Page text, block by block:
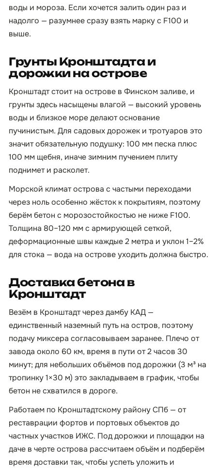
воды и мороза. Если хочется залить один раз и
надолго — разумнее сразу взять марку с F100 и
выше.
Грунты Кронштадта и
дорожки на острове
Кронштадт стоит на острове в Финском заливе, и
грунты здесь насыщены влагой — высокий уровень
воды и близкое море делают основание
пучинистым. Для садовых дорожек и тротуаров это
значит обязательную подушку: 100 мм песка плюс
100 мм щебня, иначе зимним пучением плиту
поднимет и расколет.
Морской климат острова с частыми переходами
через ноль особенно жёсток к покрытиям, поэтому
берём бетон с морозостойкостью не ниже F100.
Толщина 80–120 мм с армирующей сеткой,
деформационные швы каждые 2 метра и уклон 1–2%
для стока — вода на острове уходить должна быстро.
Доставка бетона в
Кронштадт
Везём в Кронштадт через дамбу КАД —
единственный наземный путь на остров, поэтому
подачу миксера согласовываем заранее. Плечо от
завода около 60 км, время в пути от 2 часов 30
минут; для небольших объёмов под дорожки (3 м³ на
тропинку 1×30 м) это закладываем в график, чтобы
бетон не схватился в дороге.
Работаем по Кронштадтскому району СПб — от
реставрации фортов и портовых объектов до
частных участков ИЖС. Под дорожки и площадки на
даче в черте острова рассчитаем объём и подберём
время доставки так, чтобы успеть уложить и